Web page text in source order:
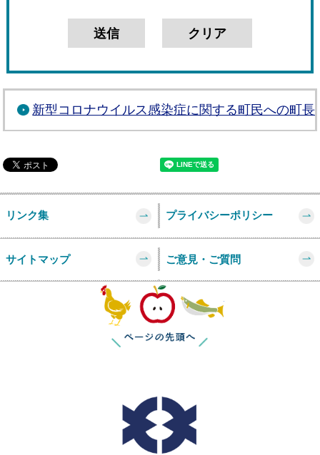
新型コロナウイルス感染症に関する町民への町
リンク集 プライバシーポリシー
サイトマップ ご意見・ご質問